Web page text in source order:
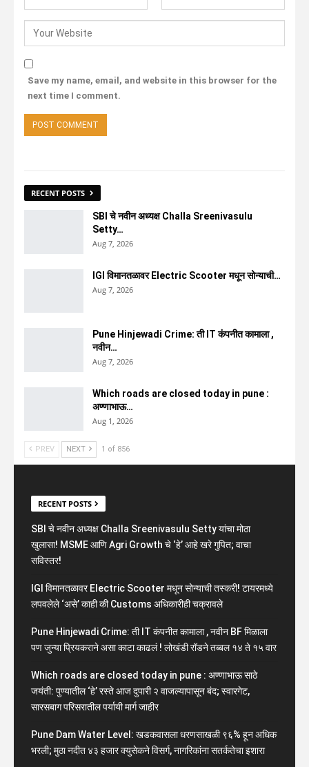
Save my name, email, and website in this browser for the
next time I comment.
RECENT POSTS
SBI चे नवीन अध्यक्ष Challa Sreenivasulu
Setty…
Aug 7, 2026
IGI विमानतळावर Electric Scooter मधून सोन्याची…
Aug 7, 2026
Pune Hinjewadi Crime: ती IT कंपनीत कामाला ,
नवीन…
Aug 7, 2026
Which roads are closed today in pune :
अण्णाभाऊ…
Aug 1, 2026
PREV NEXT 1 of 856
RECENT POSTS
SBI चे नवीन अध्यक्ष Challa Sreenivasulu Setty यांचा मोठा
खुलासा! MSME आणि Agri Growth चे ‘हे’ आहे खरे गुपित; वाचा
सविस्तर!
IGI विमानतळावर Electric Scooter मधून सोन्याची तस्करी! टायरमध्ये
लपवलेले ‘असे’ काही की Customs अधिकारीही चक्रावले
Pune Hinjewadi Crime: ती IT कंपनीत कामाला , नवीन BF मिळाला
पण जुन्या प्रियकराने असा काटा काढलं ! लोखंडी रॉडने तब्बल १४ ते १५ वार
Which roads are closed today in pune : अण्णाभाऊ साठे
जयंती: पुण्यातील ‘हे’ रस्ते आज दुपारी २ वाजल्यापासून बंद; स्वारगेट,
सारसबाग परिसरातील पर्यायी मार्ग जाहीर
Pune Dam Water Level: खडकवासला धरणसाखळी ९६% हून अधिक
भरली; मुठा नदीत ४३ हजार क्युसेकने विसर्ग, नागरिकांना सतर्कतेचा इशारा